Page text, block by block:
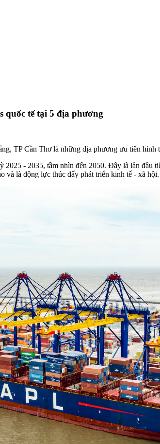
quốc tế tại 5 địa phương
TP Cần Thơ là những địa phương ưu tiên hình
- 2035, tầm nhìn đến 2050. Đây là lần đầu
và là động lực thúc đẩy phát triển kinh tế - xã hội.